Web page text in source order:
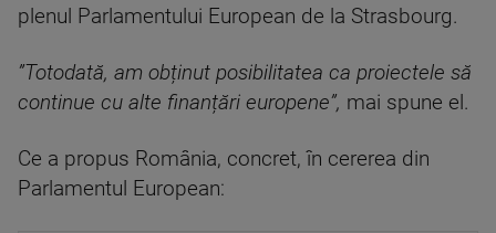
plenul Parlamentului European de la Strasbourg.
”Totodată, am obținut posibilitatea ca proiectele să
continue cu alte finanțări europene”, mai spune el.
Ce a propus România, concret, în cererea din
Parlamentul European: